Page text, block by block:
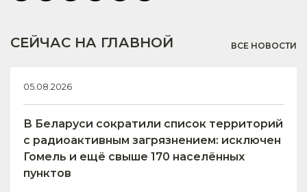
СЕЙЧАС НА ГЛАВНОЙ ВСЕ НОВОСТИ
05.08.2026
В Беларуси сократили список территорий
с радиоактивным загрязнением: исключен
Гомель и ещё свыше 170 населённых
пунктов